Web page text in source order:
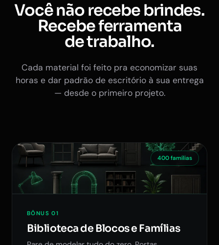
Você não recebe brindes.
Recebe ferramenta
de trabalho.
Cada material foi feito pra economizar suas
horas e dar padrão de escritório à sua entrega
— desde o primeiro projeto.
400 famílias
BÔNUS 01
Biblioteca de Blocos e Famílias